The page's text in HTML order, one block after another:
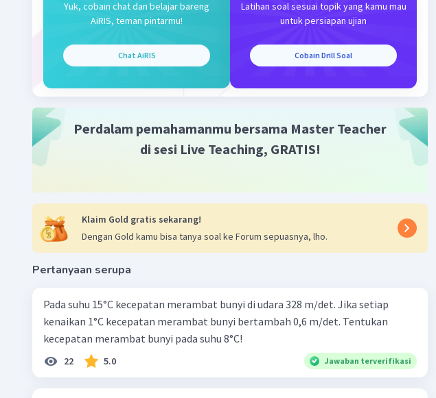
Yuk, cobain chat dan belajar bareng
AiRIS, teman pintarmu!
Chat AiRIS
Latihan soal sesuai topik yang kamu mau
untuk persiapan ujian
Cobain Drill Soal
Perdalam pemahamanmu bersama Master Teacher
di sesi Live Teaching, GRATIS!
Klaim Gold gratis sekarang!
Dengan Gold kamu bisa tanya soal ke Forum sepuasnya, lho.
Pertanyaan serupa
Pada suhu 15°C kecepatan merambat bunyi di udara 328 m/det. Jika setiap
kenaikan 1°C kecepatan merambat bunyi bertambah 0,6 m/det. Tentukan
kecepatan merambat bunyi pada suhu 8°C!
22 5.0 Jawaban terverifikasi